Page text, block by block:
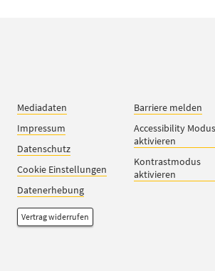
Mediadaten
Impressum
Datenschutz
Cookie Einstellungen
Datenerhebung
Vertrag widerrufen
Barriere melden
Accessibility Modus
aktivieren
Kontrastmodus
aktivieren